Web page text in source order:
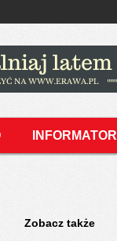
INFORMATOR
Zobacz także